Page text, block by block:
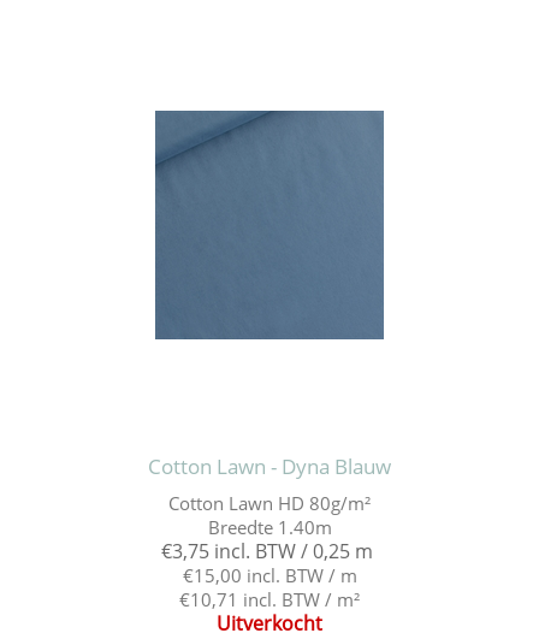
Cotton Lawn - Dyna Blauw
Cotton Lawn HD 80g/m²
Breedte 1.40m
€3,75 incl. BTW / 0,25 m
€15,00 incl. BTW / m
€10,71 incl. BTW / m²
Uitverkocht